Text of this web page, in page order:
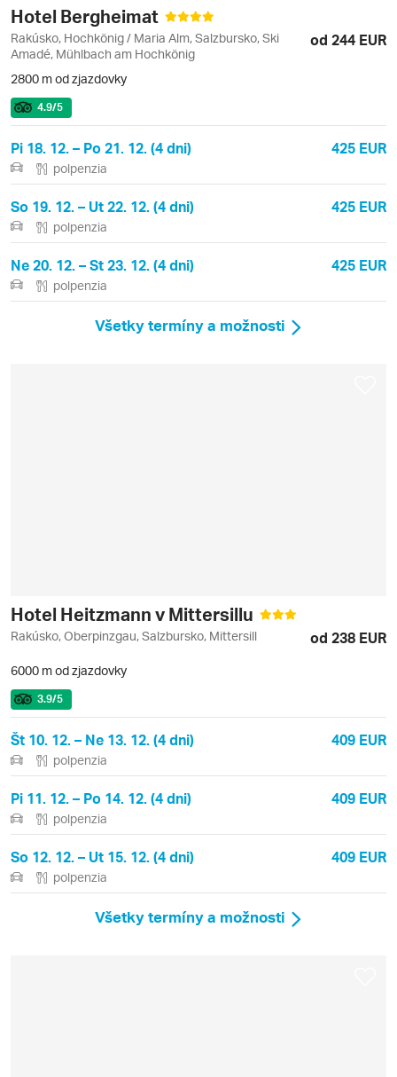
Hotel Bergheimat
Rakúsko, Hochkönig / Maria Alm, Salzbursko, Ski
Amadé, Mühlbach am Hochkönig
od 244 EUR
2800 m od zjazdovky
4.9/5
Pi 18. 12. – Po 21. 12. (4 dni) 425 EUR
polpenzia
So 19. 12. – Ut 22. 12. (4 dni) 425 EUR
polpenzia
Ne 20. 12. – St 23. 12. (4 dni) 425 EUR
polpenzia
Všetky termíny a možnosti
Hotel Heitzmann v Mittersillu
Rakúsko, Oberpinzgau, Salzbursko, Mittersill od 238 EUR
6000 m od zjazdovky
3.9/5
Št 10. 12. – Ne 13. 12. (4 dni) 409 EUR
polpenzia
Pi 11. 12. – Po 14. 12. (4 dni) 409 EUR
polpenzia
So 12. 12. – Ut 15. 12. (4 dni) 409 EUR
polpenzia
Všetky termíny a možnosti